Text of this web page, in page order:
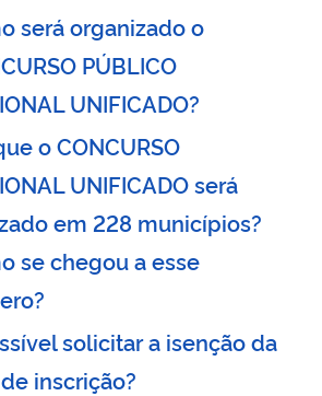
será organizado o
PÚBLICO
UNIFICADO?
o CONCURSO
UNIFICADO será
em 228 municípios?
se chegou a esse
solicitar a isenção da
inscrição?